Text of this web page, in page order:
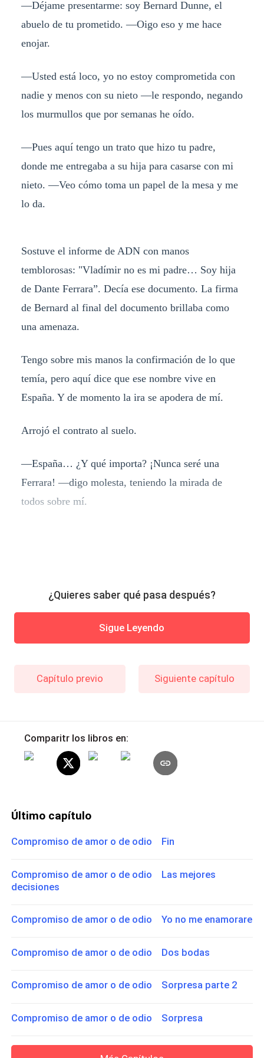
—Déjame presentarme: soy Bernard Dunne, el
abuelo de tu prometido. —Oigo eso y me hace
enojar.
—Usted está loco, yo no estoy comprometida con
nadie y menos con su nieto —le respondo, negando
los murmullos que por semanas he oído.
—Pues aquí tengo un trato que hizo tu padre,
donde me entregaba a su hija para casarse con mi
nieto. —Veo cómo toma un papel de la mesa y me
lo da.
Sostuve el informe de ADN con manos
temblorosas: "Vladímir no es mi padre… Soy hija
de Dante Ferrara”. Decía ese documento. La firma
de Bernard al final del documento brillaba como
una amenaza.
Tengo sobre mis manos la confirmación de lo que
temía, pero aquí dice que ese nombre vive en
España. Y de momento la ira se apodera de mí.
Arrojó el contrato al suelo.
—España… ¿Y qué importa? ¡Nunca seré una
Ferrara! —digo molesta, teniendo la mirada de
todos sobre mí.
¿Quieres saber qué pasa después?
Sigue Leyendo
Capítulo previo Siguiente capítulo
Comparitr los libros en:
Último capítulo
Compromiso de amor o de odio Fin
Compromiso de amor o de odio Las mejores
decisiones
Compromiso de amor o de odio Yo no me enamorare
Compromiso de amor o de odio Dos bodas
Compromiso de amor o de odio Sorpresa parte 2
Compromiso de amor o de odio Sorpresa